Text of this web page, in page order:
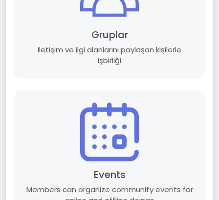
Gruplar
Iletişim ve ilgi alanlarını paylaşan kişilerle
işbirliği
Events
Members can organize community events for